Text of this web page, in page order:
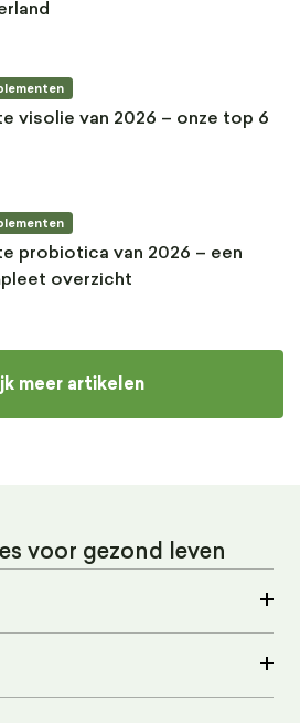
visolie van 2026 – onze top 6
probiotica van 2026 – een
overzicht
meer artikelen
voor gezond leven